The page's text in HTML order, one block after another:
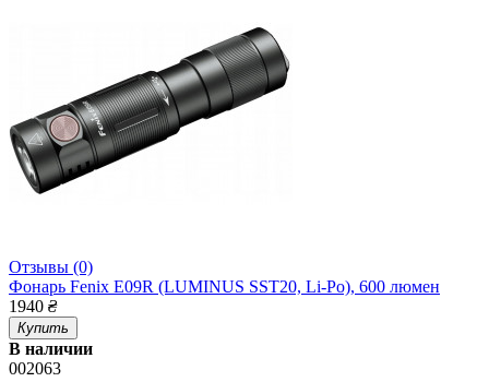
Отзывы (0)
Фонарь Fenix E09R (LUMINUS SST20, Li-Po), 600 люмен
1940 ₴
Купить
В наличии
002063